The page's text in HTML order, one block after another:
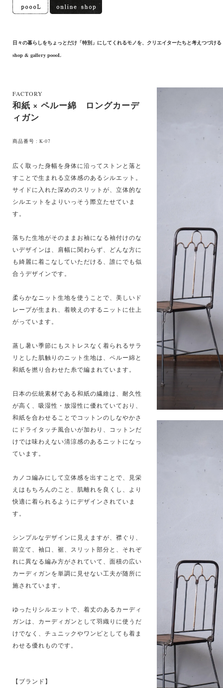
日々の暮らしをちょっとだけ「特別」にしてくれるモノを、クリエイターたちと考えつづける
shop & gallery poooL
FACTORY
和紙 × ペルー綿 ロングカーデ
ィガン
商品番号 : K-07
広く取った身幅を身体に沿ってストンと落と
すことで生まれる立体感のあるシルエット。
サイドに入れた深めのスリットが、立体的な
シルエットをよりいっそう際立たせていま
す。
落ちた生地がそのままお袖になる袖付けのな
いデザインは、肩幅に関わらず、どんな方に
も綺麗に着こなしていただける、誰にでも似
合うデザインです。
柔らかなニット生地を使うことで、美しいド
レープが生まれ、着映えのするニットに仕上
がっています。
蒸し暑い季節にもストレスなく着られるサラ
リとした肌触りのニット生地は、ペルー綿と
和紙を撚り合わせた糸で編まれています。
日本の伝統素材である和紙の繊維は、耐久性
が高く、吸湿性・放湿性に優れていており、
和紙を合わせることでコットンのしなやかさ
にドライタッチ風合いが加わり、コットンだ
けでは味わえない清涼感のあるニットになっ
ています。
カノコ編みにして立体感を出すことで、見栄
えはもちろんのこと、肌離れを良くし、より
快適に着られるようにデザインされていま
す。
シンプルなデザインに見えますが、襟ぐり、
前立て、袖口、裾、スリット部分と、それぞ
れに異なる編み方がされていて、面積の広い
カーディガンを単調に見せない工夫が随所に
施されています。
ゆったりシルエットで、着丈のあるカーディ
ガンは、カーディガンとして羽織りに使うだ
けでなく、チュニックやワンピとしても着ま
わせる優れものです。
【ブランド】